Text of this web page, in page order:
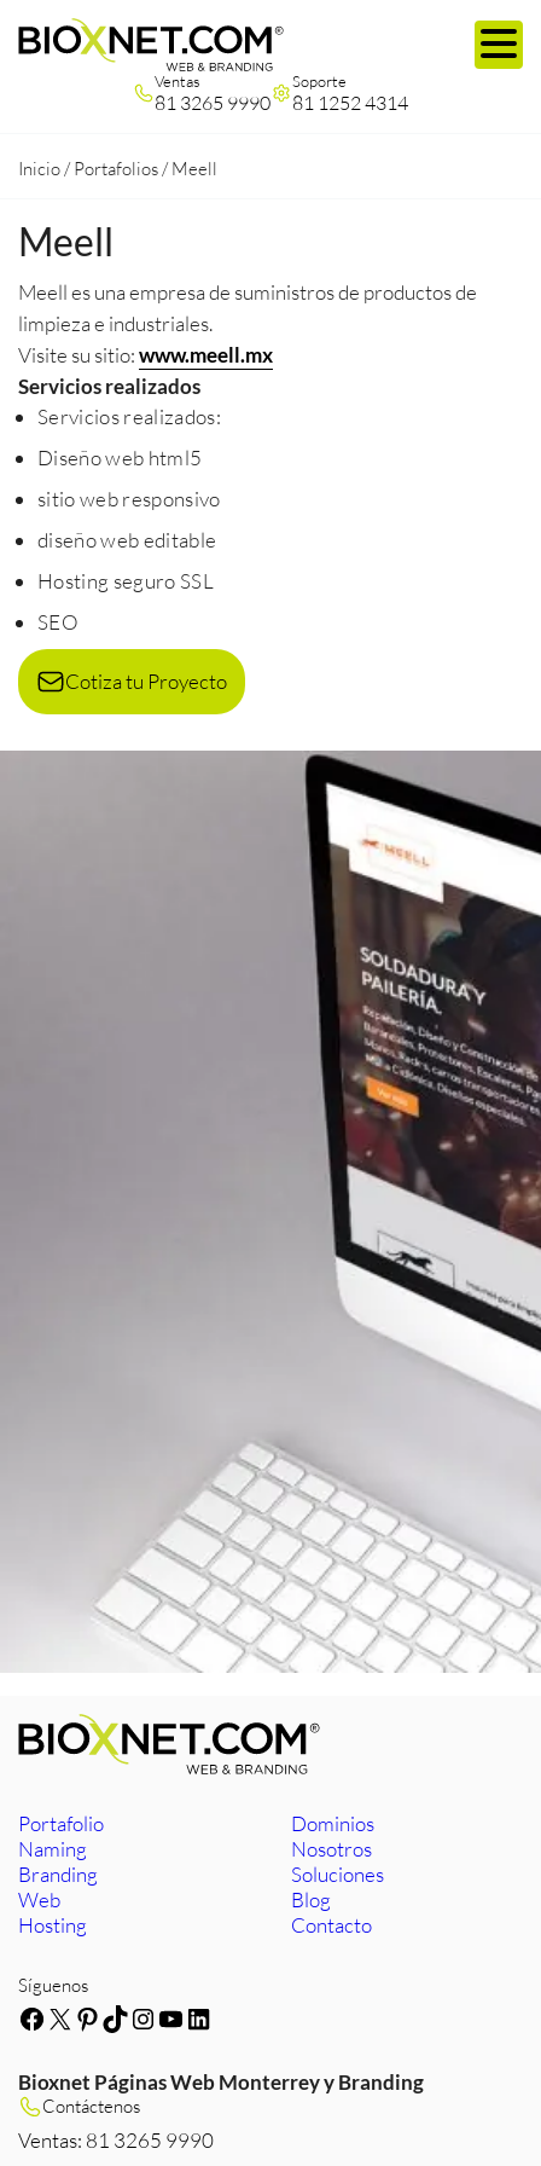
Ventas
81 3265 9990
Soporte
81 1252 4314
Inicio /Portafolios /Meell
Meell
Meell es una empresa de suministros de productos de
limpieza e industriales.
Visite su sitio:www.meell.mx
Servicios realizados
Servicios realizados:
Diseño web html5
sitio web responsivo
diseño web editable
Hosting seguro SSL
SEO
Cotiza tu Proyecto
Portafolio
Naming
Branding
Web
Hosting
Dominios
Nosotros
Soluciones
Blog
Contacto
Síguenos
Facebook
X Pinterest
TikTok
Instagram
YouTube
LinkedIn
Bioxnet Páginas Web Monterrey y Branding
Contáctenos
Ventas: 81 3265 9990